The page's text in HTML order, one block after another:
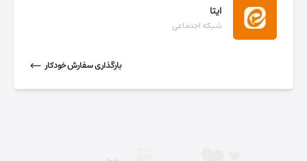
ایتا
شبکه اجتماعی
بارگذاری سفارش خودکار